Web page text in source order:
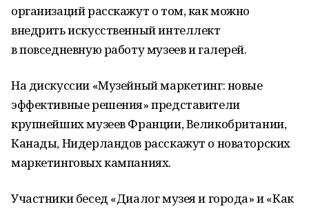
организаций расскажут о том, как можно
внедрить искусственный интеллект
в повседневную работу музеев и галерей.
На дискуссии «Музейный маркетинг: новые
эффективные решения» представители
крупнейших музеев Франции, Великобритании,
Канады, Нидерландов расскажут о новаторских
маркетинговых кампаниях.
Участники бесед «Диалог музея и города» и «Как